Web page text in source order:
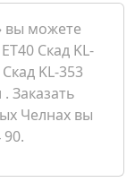
вы можете
Скад KL-
KL-353
Заказать
Челнах вы